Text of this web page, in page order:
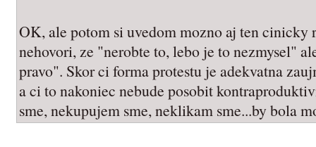
OK, ale potom si uvedom mozno aj ten
nehovori, ze "nerobte to, lebo je to nezmysel"
pravo". Skor ci forma protestu je adekvatna
a ci to nakoniec nebude posobit
sme, nekupujem sme, neklikam sme...by bola